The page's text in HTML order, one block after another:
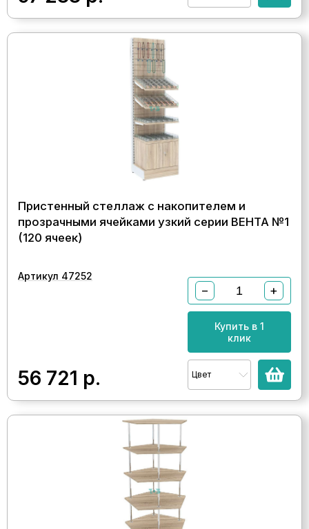
Пристенный стеллаж с накопителем и
прозрачными ячейками узкий серии ВЕНТА №1
(120 ячеек)
Артикул 47252
56 721 р.
− +
Купить в 1
клик
Цвет